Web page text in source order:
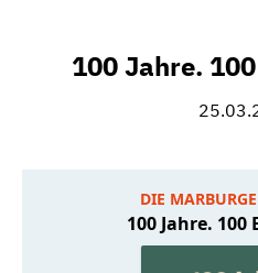
100 Jahre.